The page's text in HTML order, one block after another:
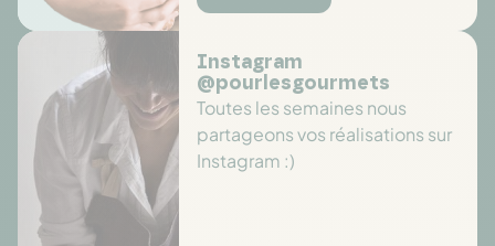
Instagram
@pourlesgourmets
Toutes les semaines nous
partageons vos réalisations sur
Instagram :)